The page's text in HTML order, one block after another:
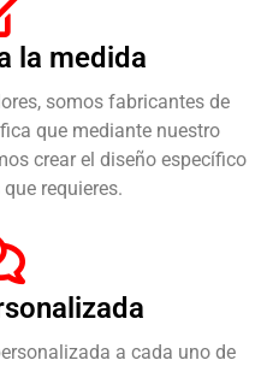
la medida
somos fabricantes de
que mediante nuestro
crear el diseño específico
requieres.
a cada uno de